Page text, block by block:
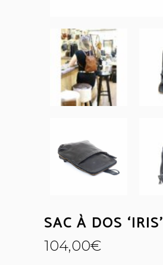
SAC À DOS ‘IRIS’
104,00€